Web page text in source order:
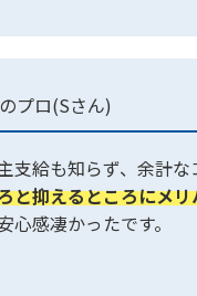
プロ(Sさん)
支給も知らず、余計な
と抑えるところにメ
感凄かったです。